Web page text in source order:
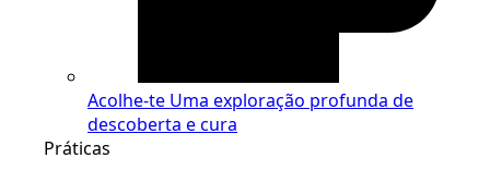
Acolhe-te Uma exploração profunda de
descoberta e cura
Práticas